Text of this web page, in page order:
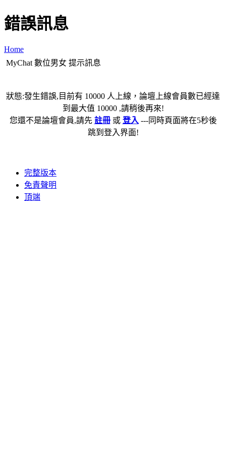
錯誤訊息
Home
MyChat 數位男女 提示訊息
狀態:發生錯誤,目前有 10000 人上線，論壇上線會員數已經達
到最大值 10000 ,請稍後再來!
您還不是論壇會員,請先 註冊或 登入 ---同時頁面將在5秒後
跳到登入界面!
完整版本
免責聲明
頂端